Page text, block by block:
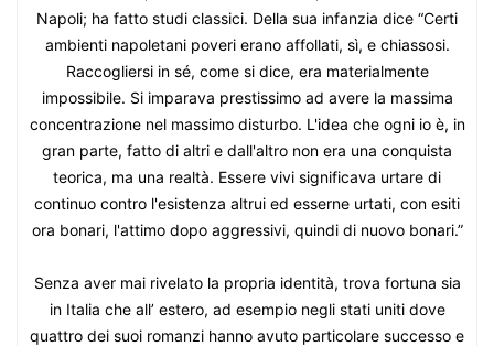
Napoli; ha fatto studi classici. Della sua infanzia dice “Certi
ambienti napoletani poveri erano affollati, sì, e chiassosi.
Raccogliersi in sé, come si dice, era materialmente
impossibile. Si imparava prestissimo ad avere la massima
concentrazione nel massimo disturbo. L'idea che ogni io è, in
gran parte, fatto di altri e dall'altro non era una conquista
teorica, ma una realtà. Essere vivi significava urtare di
continuo contro l'esistenza altrui ed esserne urtati, con esiti
ora bonari, l'attimo dopo aggressivi, quindi di nuovo bonari.”
Senza aver mai rivelato la propria identità, trova fortuna sia
in Italia che all’ estero, ad esempio negli stati uniti dove
quattro dei suoi romanzi hanno avuto particolare successo e